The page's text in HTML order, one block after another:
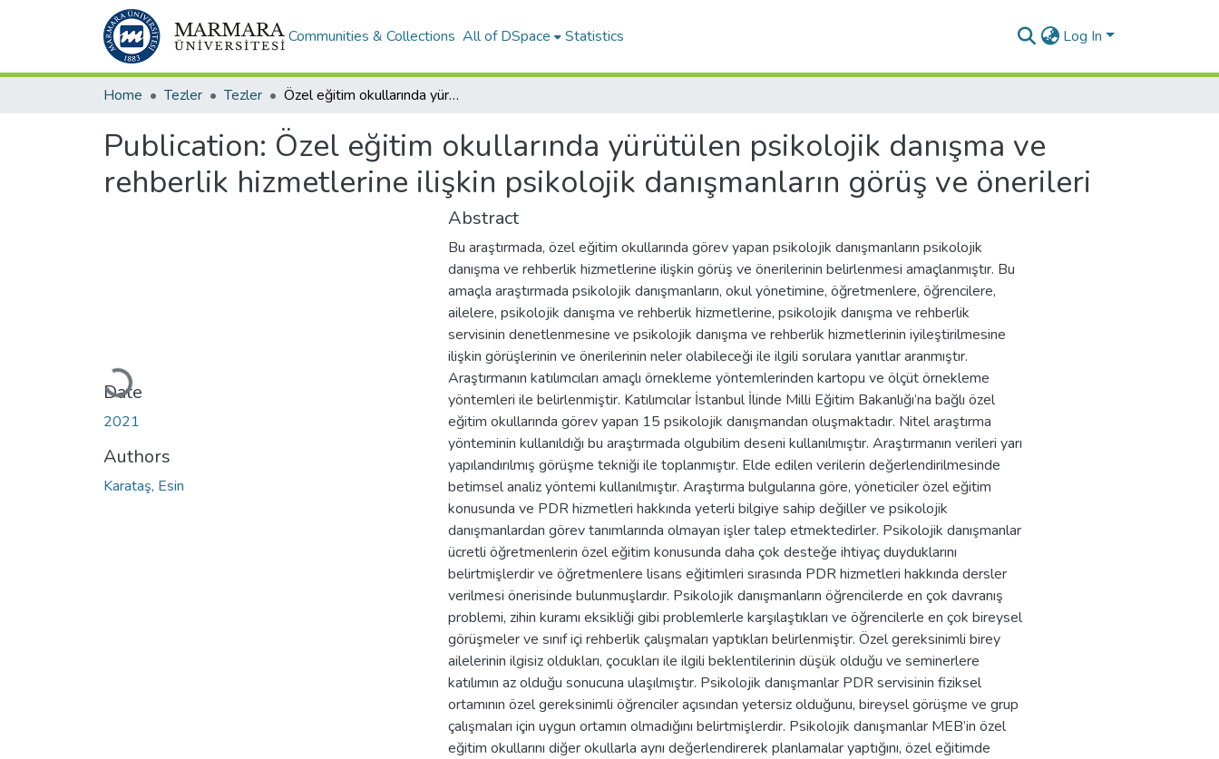
Communities & Collections All of DSpace Statistics Log In
Home Tezler Tezler Özel eğitim okullarında yürütülen psikolojik danışma ve rehberlik hizmetlerine ilişkin psikolojik danışmanların görüş ve önerileri
Publication: Özel eğitim okullarında yürütülen psikolojik danışma ve
rehberlik hizmetlerine ilişkin psikolojik danışmanların görüş ve önerileri
Loading...
Date
2021
Authors
Karataş, Esin
Abstract
Bu araştırmada, özel eğitim okullarında görev yapan psikolojik danışmanların psikolojik
danışma ve rehberlik hizmetlerine ilişkin görüş ve önerilerinin belirlenmesi amaçlanmıştır. Bu
amaçla araştırmada psikolojik danışmanların, okul yönetimine, öğretmenlere, öğrencilere,
ailelere, psikolojik danışma ve rehberlik hizmetlerine, psikolojik danışma ve rehberlik
servisinin denetlenmesine ve psikolojik danışma ve rehberlik hizmetlerinin iyileştirilmesine
ilişkin görüşlerinin ve önerilerinin neler olabileceği ile ilgili sorulara yanıtlar aranmıştır.
Araştırmanın katılımcıları amaçlı örnekleme yöntemlerinden kartopu ve ölçüt örnekleme
yöntemleri ile belirlenmiştir. Katılımcılar İstanbul İlinde Milli Eğitim Bakanlığı’na bağlı özel
eğitim okullarında görev yapan 15 psikolojik danışmandan oluşmaktadır. Nitel araştırma
yönteminin kullanıldığı bu araştırmada olgubilim deseni kullanılmıştır. Araştırmanın verileri yarı
yapılandırılmış görüşme tekniği ile toplanmıştır. Elde edilen verilerin değerlendirilmesinde
betimsel analiz yöntemi kullanılmıştır. Araştırma bulgularına göre, yöneticiler özel eğitim
konusunda ve PDR hizmetleri hakkında yeterli bilgiye sahip değiller ve psikolojik
danışmanlardan görev tanımlarında olmayan işler talep etmektedirler. Psikolojik danışmanlar
ücretli öğretmenlerin özel eğitim konusunda daha çok desteğe ihtiyaç duyduklarını
belirtmişlerdir ve öğretmenlere lisans eğitimleri sırasında PDR hizmetleri hakkında dersler
verilmesi önerisinde bulunmuşlardır. Psikolojik danışmanların öğrencilerde en çok davranış
problemi, zihin kuramı eksikliği gibi problemlerle karşılaştıkları ve öğrencilerle en çok bireysel
görüşmeler ve sınıf içi rehberlik çalışmaları yaptıkları belirlenmiştir. Özel gereksinimli birey
ailelerinin ilgisiz oldukları, çocukları ile ilgili beklentilerinin düşük olduğu ve seminerlere
katılımın az olduğu sonucuna ulaşılmıştır. Psikolojik danışmanlar PDR servisinin fiziksel
ortamının özel gereksinimli öğrenciler açısından yetersiz olduğunu, bireysel görüşme ve grup
çalışmaları için uygun ortamın olmadığını belirtmişlerdir. Psikolojik danışmanlar MEB’in özel
eğitim okullarını diğer okullarla aynı değerlendirerek planlamalar yaptığını, özel eğitimde